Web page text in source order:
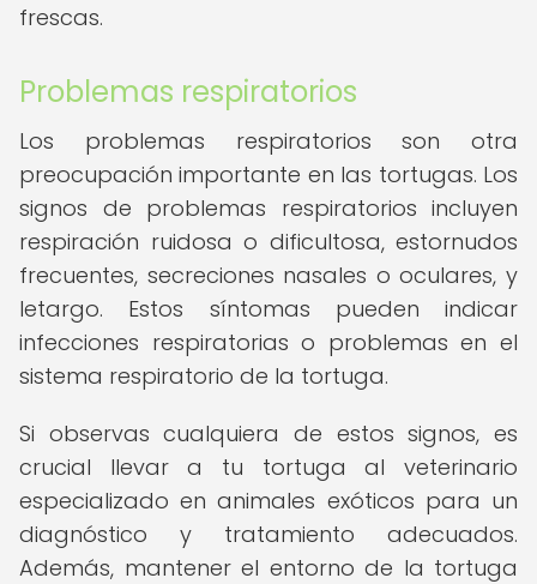
frescas.
Problemas respiratorios
Los problemas respiratorios son otra
preocupación importante en las tortugas. Los
signos de problemas respiratorios incluyen
respiración ruidosa o dificultosa, estornudos
frecuentes, secreciones nasales o oculares, y
letargo. Estos síntomas pueden indicar
infecciones respiratorias o problemas en el
sistema respiratorio de la tortuga.
Si observas cualquiera de estos signos, es
crucial llevar a tu tortuga al veterinario
especializado en animales exóticos para un
diagnóstico y tratamiento adecuados.
Además, mantener el entorno de la tortuga